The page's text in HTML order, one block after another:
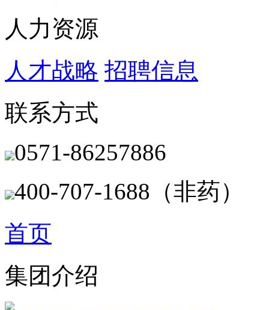
人力资源
人才战略 招聘信息
联系方式
0571-86257886
400-707-1688（非药）
首页
集团介绍